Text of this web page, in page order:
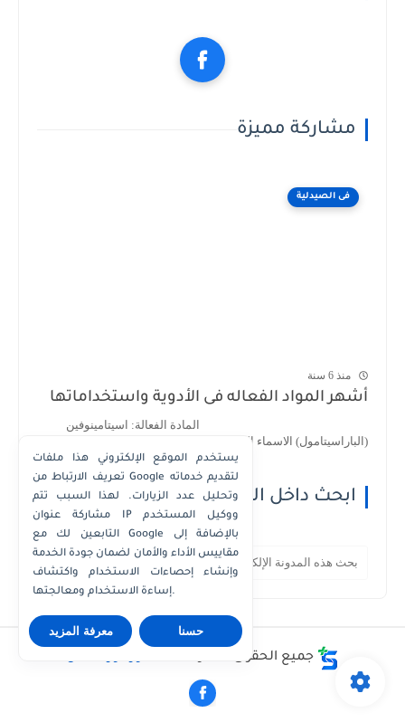
مشاركة مميزة
فى الصيدلية
منذ 6 سنة
أشهر المواد الفعاله فى الأدوية واستخداماتها
المادة الفعالة: اسيتامينوفين
(الباراسيتامول) الاسماء التجارية : 1- اسيتامينوف...
ابحث داخل الموقع
جميع الحقوق محفوظة ©
يستخدم الموقع الإلكتروني هذا ملفات
تعريف الارتباط من Google لتقديم خدماته
وتحليل عدد الزيارات. لهذا السبب تتم
مشاركة عنوان IP ووكيل المستخدم
التابعين لك مع Google بالإضافة إلى
مقاييس الأداء والأمان لضمان جودة الخدمة
وإنشاء إحصاءات الاستخدام واكتشاف
إساءة الاستخدام ومعالجتها.
معرفة المزيد حسنا